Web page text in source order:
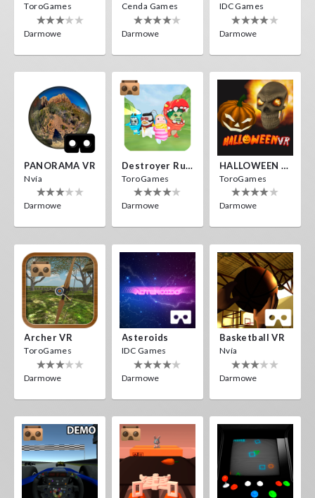
ToroGames
Darmowe
Cenda Games
Darmowe
IDC Games
Darmowe
PANORAMA VR
Nvía
Darmowe
Destroyer Run VR
ToroGames
Darmowe
HALLOWEEN VR
ToroGames
Darmowe
Archer VR
ToroGames
Darmowe
Asteroids
IDC Games
Darmowe
Basketball VR
Nvía
Darmowe